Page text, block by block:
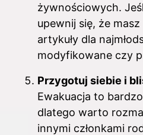
żywnościowych.
upewnij się, że
artykuły dla
modyfikowane czy
Przygotuj siebie i
Ewakuacja to
dlatego warto
innymi członkami